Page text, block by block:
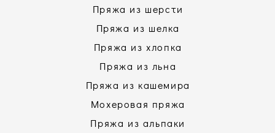
Пряжа из шерсти
Пряжа из шелка
Пряжа из хлопка
Пряжа из льна
Пряжа из кашемира
Мохеровая пряжа
Пряжа из альпаки